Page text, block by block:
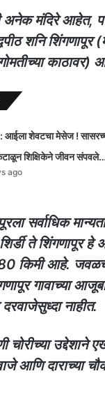
अनेक मंदिरे आहेत,
शनि
काठावर)
शेवटचा मेसेज !
शिक्षिकेने जीवन
ago
सर्वाधिक
शिर्डी ते
किमी आहे. जवळचे
गावाच्या
नाहीत.
उद्देशाने
आणि दाराच्या